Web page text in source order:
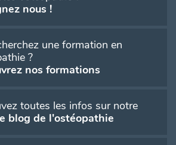
nous !
une formation en
?
nos formations
toutes les infos sur notre
blog de l'ostéopathie